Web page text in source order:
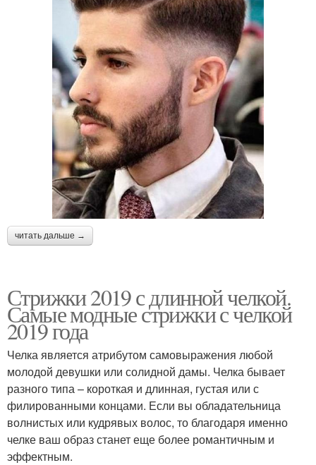
читать дальше →
Стрижки 2019 с длинной челкой.
Самые модные стрижки с челкой
2019 года
Челка является атрибутом самовыражения любой
молодой девушки или солидной дамы. Челка бывает
разного типа – короткая и длинная, густая или с
филированными концами. Если вы обладательница
волнистых или кудрявых волос, то благодаря именно
челке ваш образ станет еще более романтичным и
эффектным.